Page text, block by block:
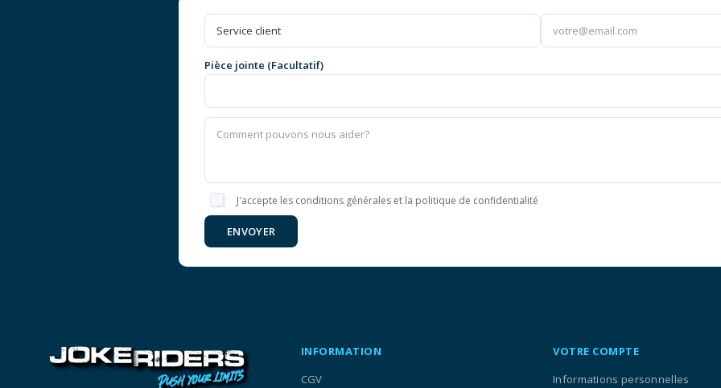
Pièce jointe (Facultatif)
J'accepte les conditions générales et la politique de confidentialité
ENVOYER
INFORMATION
CGV
VOTRE COMPTE
Informations personnelles